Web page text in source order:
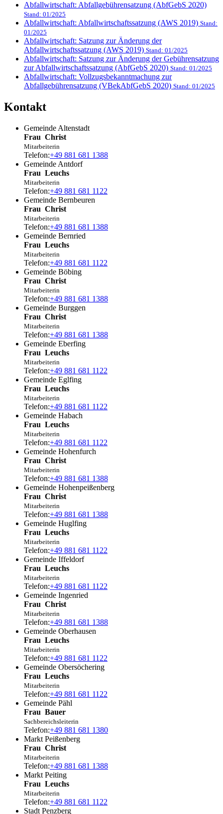
Abfallwirtschaft: Abfallgebührensatzung (AbfGebS 2020)
Stand: 01/2025
Abfallwirtschaft: Abfallwirtschaftssatzung (AWS 2019) Stand:
01/2025
Abfallwirtschaft: Satzung zur Änderung der
Abfallwirtschaftssatzung (AWS 2019) Stand: 01/2025
Abfallwirtschaft: Satzung zur Änderung der Gebührensatzung
zur Abfallwirtschaftssatzung (AbfGebS 2020) Stand: 01/2025
Abfallwirtschaft: Vollzugsbekanntmachung zur
Abfallgebührensatzung (VBekAbfGebS 2020) Stand: 01/2025
Kontakt
Gemeinde Altenstadt
Frau Christ
Mitarbeiterin
Telefon:+49 881 681 1388
Gemeinde Antdorf
Frau Leuchs
Mitarbeiterin
Telefon:+49 881 681 1122
Gemeinde Bernbeuren
Frau Christ
Mitarbeiterin
Telefon:+49 881 681 1388
Gemeinde Bernried
Frau Leuchs
Mitarbeiterin
Telefon:+49 881 681 1122
Gemeinde Böbing
Frau Christ
Mitarbeiterin
Telefon:+49 881 681 1388
Gemeinde Burggen
Frau Christ
Mitarbeiterin
Telefon:+49 881 681 1388
Gemeinde Eberfing
Frau Leuchs
Mitarbeiterin
Telefon:+49 881 681 1122
Gemeinde Eglfing
Frau Leuchs
Mitarbeiterin
Telefon:+49 881 681 1122
Gemeinde Habach
Frau Leuchs
Mitarbeiterin
Telefon:+49 881 681 1122
Gemeinde Hohenfurch
Frau Christ
Mitarbeiterin
Telefon:+49 881 681 1388
Gemeinde Hohenpeißenberg
Frau Christ
Mitarbeiterin
Telefon:+49 881 681 1388
Gemeinde Huglfing
Frau Leuchs
Mitarbeiterin
Telefon:+49 881 681 1122
Gemeinde Iffeldorf
Frau Leuchs
Mitarbeiterin
Telefon:+49 881 681 1122
Gemeinde Ingenried
Frau Christ
Mitarbeiterin
Telefon:+49 881 681 1388
Gemeinde Oberhausen
Frau Leuchs
Mitarbeiterin
Telefon:+49 881 681 1122
Gemeinde Obersöchering
Frau Leuchs
Mitarbeiterin
Telefon:+49 881 681 1122
Gemeinde Pähl
Frau Bauer
Sachbereichsleiterin
Telefon:+49 881 681 1380
Markt Peißenberg
Frau Christ
Mitarbeiterin
Telefon:+49 881 681 1388
Markt Peiting
Frau Leuchs
Mitarbeiterin
Telefon:+49 881 681 1122
Stadt Penzberg